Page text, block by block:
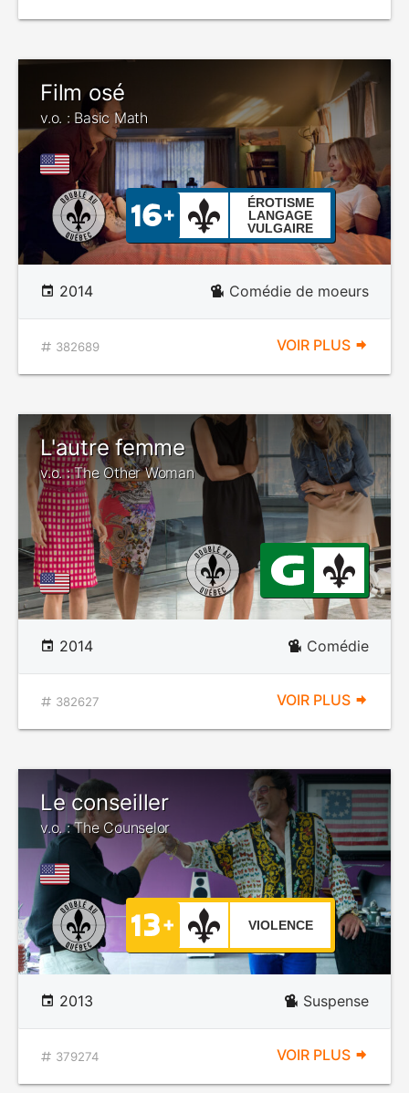
Film osé
v.o. : Basic Math
ÉROTISME
LANGAGE
VULGAIRE
2014 Comédie de moeurs
382689 VOIR PLUS
L'autre femme
v.o. : The Other Woman
2014 Comédie
382627 VOIR PLUS
Le conseiller
v.o. : The Counselor
VIOLENCE
2013 Suspense
379274 VOIR PLUS